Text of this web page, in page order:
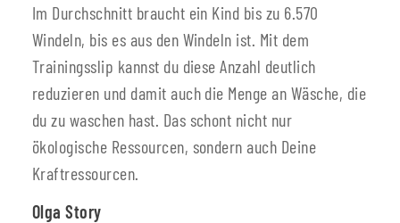
Im Durchschnitt braucht ein Kind bis zu 6.570
Windeln, bis es aus den Windeln ist. Mit dem
Trainingsslip kannst du diese Anzahl deutlich
reduzieren und damit auch die Menge an Wäsche, die
du zu waschen hast. Das schont nicht nur
ökologische Ressourcen, sondern auch Deine
Kraftressourcen.
Olga Story